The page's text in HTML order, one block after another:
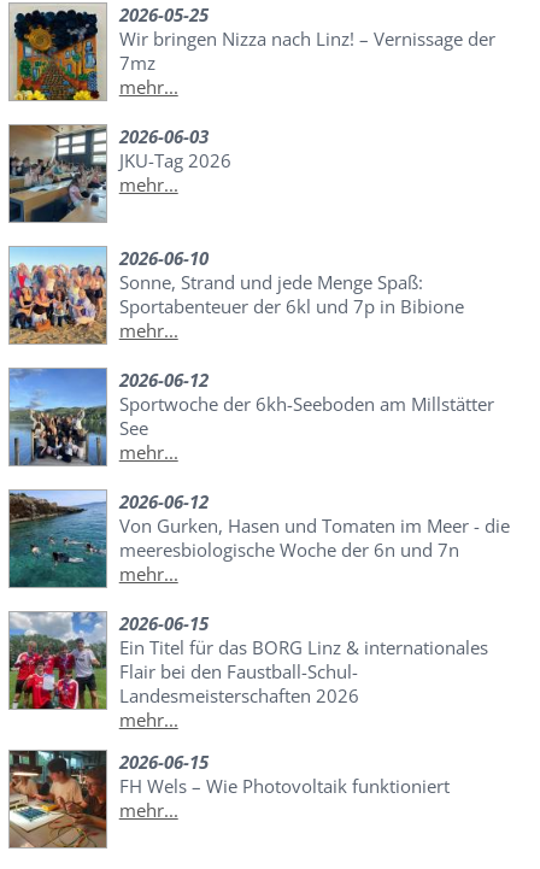
2026-05-25
Wir bringen Nizza nach Linz! – Vernissage der
7mz
mehr...
2026-06-03
JKU-Tag 2026
mehr...
2026-06-10
Sonne, Strand und jede Menge Spaß:
Sportabenteuer der 6kl und 7p in Bibione
mehr...
2026-06-12
Sportwoche der 6kh-Seeboden am Millstätter
See
mehr...
2026-06-12
Von Gurken, Hasen und Tomaten im Meer - die
meeresbiologische Woche der 6n und 7n
mehr...
2026-06-15
Ein Titel für das BORG Linz & internationales
Flair bei den Faustball-Schul-
Landesmeisterschaften 2026
mehr...
2026-06-15
FH Wels – Wie Photovoltaik funktioniert
mehr...